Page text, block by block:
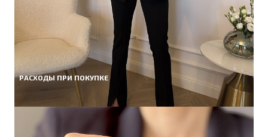
РАСХОДЫ ПРИ ПОКУПКЕ